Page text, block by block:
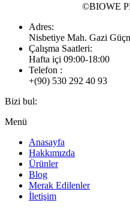
©BIOWE
Adres:
Nisbetiye Mah. Gazi
Çalışma Saatleri:
Hafta içi 09:00-18:00
Telefon :
+(90) 530 292 40 93
Bizi bul:
Facebook
yeni
pencerede
açılır
Twitter
yeni
pencerede
açılır
Youtube
yeni
pencerede
açılır
Linkedın
yeni
pencerede
açılır
Instagram
yeni
pencerede
açılır
Posta
yeni
pencerede
açılır
Menü
Anasayfa
Hakkımızda
Ürünler
Blog
Merak Edilenler
İletişim